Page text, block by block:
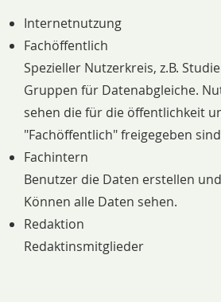
Internetnutzung
Fachöffentlich
Spezieller Nutzerkreis, z.B.
Gruppen für Datenabgleiche.
sehen die für die öffentlichkeit
"Fachöffentlich" freigegeben
Fachintern
Benutzer die Daten erstellen
Können alle Daten sehen.
Redaktion
Redaktinsmitglieder